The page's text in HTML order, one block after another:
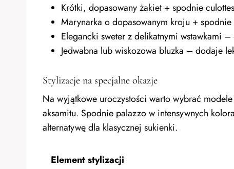
Krótki, dopasowany żakiet + spodnie
Marynarka o dopasowanym kroju +
Elegancki sweter z delikatnymi wstawkami
Jedwabna lub wiskozowa bluzka – dodaje
Stylizacje na specjalne okazje
Na wyjątkowe uroczystości warto wybrać
aksamitu. Spodnie palazzo w intensywnych
alternatywę dla klasycznej sukienki.
Element stylizacji